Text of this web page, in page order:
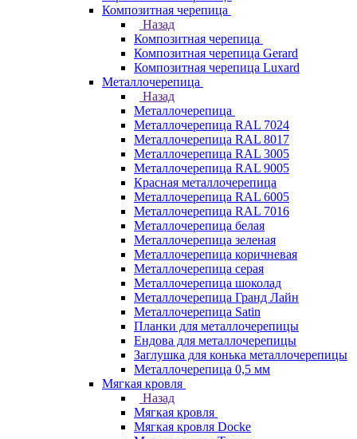
Композитная черепица
Назад
Композитная черепица
Композитная черепица Gerard
Композитная черепица Luxard
Металлочерепица
Назад
Металлочерепица
Металлочерепица RAL 7024
Металлочерепица RAL 8017
Металлочерепица RAL 3005
Металлочерепица RAL 9005
Красная металлочерепица
Металлочерепица RAL 6005
Металлочерепица RAL 7016
Металлочерепица белая
Металлочерепица зеленая
Металлочерепица коричневая
Металлочерепица серая
Металлочерепица шоколад
Металлочерепица Гранд Лайн
Металлочерепица Satin
Планки для металлочерепицы
Ендова для металлочерепицы
Заглушка для конька металлочерепицы
Металлочерепица 0,5 мм
Мягкая кровля
Назад
Мягкая кровля
Мягкая кровля Docke